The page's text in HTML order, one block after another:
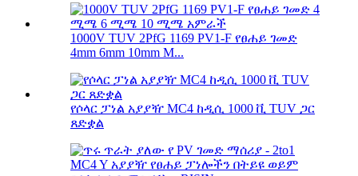
1000V TUV 2PfG 1169 PV1-F የፀሐይ ገመድ
4mm 6mm 10mm M...
የሶላር ፓነል አያያዥ MC4 ከዲሲ 1000 ቪ TUV ጋር
ጸድቋል